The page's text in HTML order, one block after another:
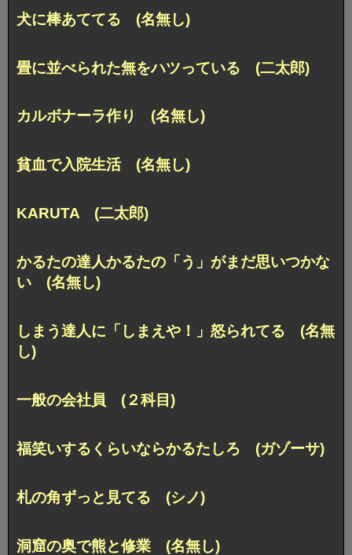
犬に棒あててる (名無し)
畳に並べられた無をハツっている (二太郎)
カルボナーラ作り (名無し)
貧血で入院生活 (名無し)
KARUTA (二太郎)
かるたの達人かるたの「う」がまだ思いつかな
い (名無し)
しまう達人に「しまえや！」怒られてる (名無
し)
一般の会社員 (２科目)
福笑いするくらいならかるたしろ (ガゾーサ)
札の角ずっと見てる (シノ)
洞窟の奥で熊と修業 (名無し)